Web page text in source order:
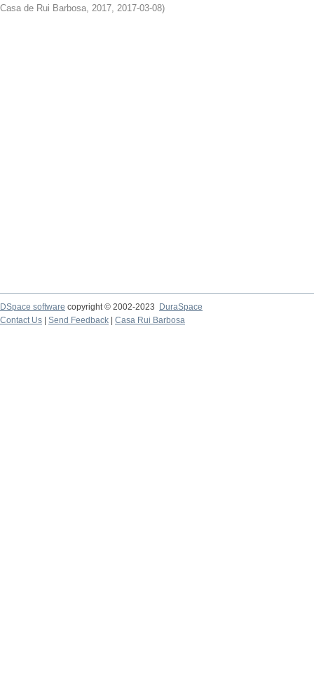
Casa de Rui Barbosa, 2017, 2017-03-08)
DSpace software copyright © 2002-2023
DuraSpace
Contact Us
Send Feedback Casa Rui Barbosa